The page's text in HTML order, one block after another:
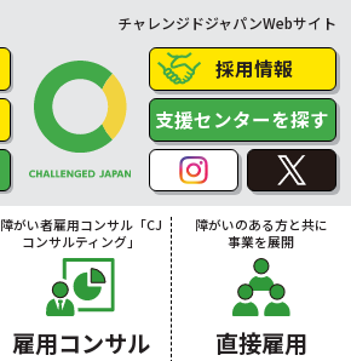
チャレンジドジャパンWebサイト
採用情報
支援センターを探す
障がい者雇用コンサル「CJ
コンサルティング」
雇用コンサル
障がいのある方と共に
事業を展開
直接雇用